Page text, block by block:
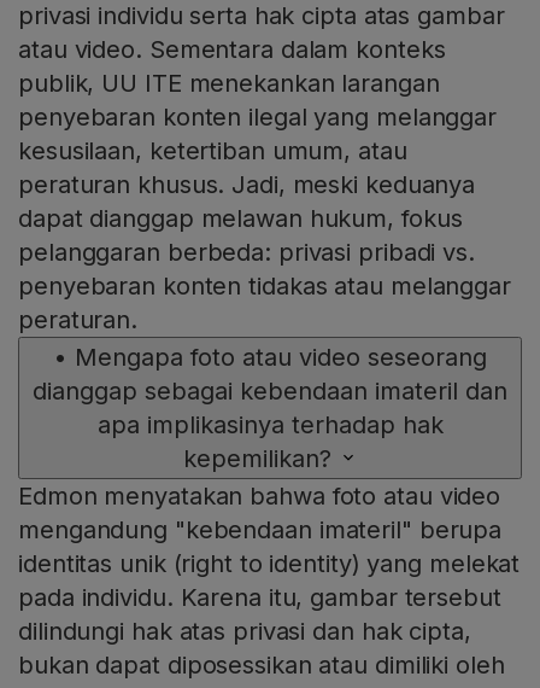
privasi individu serta hak cipta atas gambar
atau video. Sementara dalam konteks
publik, UU ITE menekankan larangan
penyebaran konten ilegal yang melanggar
kesusilaan, ketertiban umum, atau
peraturan khusus. Jadi, meski keduanya
dapat dianggap melawan hukum, fokus
pelanggaran berbeda: privasi pribadi vs.
penyebaran konten tidakas atau melanggar
peraturan.
• Mengapa foto atau video seseorang
dianggap sebagai kebendaan imateril dan
apa implikasinya terhadap hak
kepemilikan?
Edmon menyatakan bahwa foto atau video
mengandung "kebendaan imateril" berupa
identitas unik (right to identity) yang melekat
pada individu. Karena itu, gambar tersebut
dilindungi hak atas privasi dan hak cipta,
bukan dapat diposessikan atau dimiliki oleh